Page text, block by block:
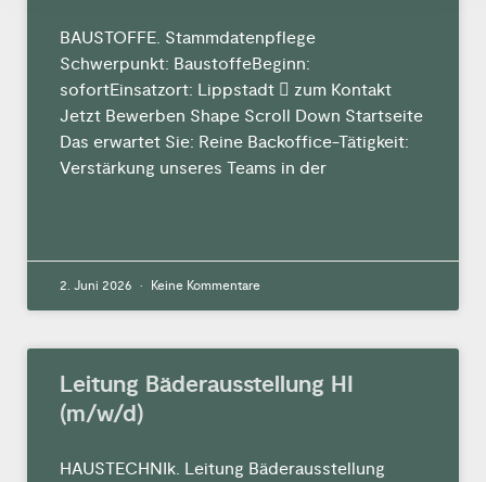
BAUSTOFFE. Stammdatenpflege
Schwerpunkt: BaustoffeBeginn:
sofortEinsatzort: Lippstadt  zum Kontakt
Jetzt Bewerben Shape Scroll Down Startseite
Das erwartet Sie: Reine Backoffice-Tätigkeit:
Verstärkung unseres Teams in der
2. Juni 2026 Keine Kommentare
Leitung Bäderausstellung HI
(m/w/d)
HAUSTECHNIk. Leitung Bäderausstellung